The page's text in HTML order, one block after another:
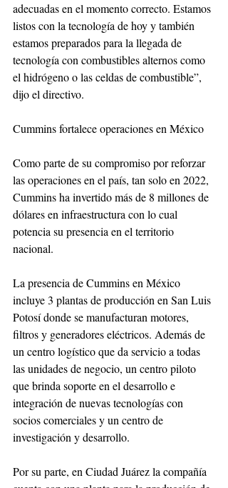
adecuadas en el momento correcto. Estamos
listos con la tecnología de hoy y también
estamos preparados para la llegada de
tecnología con combustibles alternos como
el hidrógeno o las celdas de combustible”,
dijo el directivo.
Cummins fortalece operaciones en México
Como parte de su compromiso por reforzar
las operaciones en el país, tan solo en 2022,
Cummins ha invertido más de 8 millones de
dólares en infraestructura con lo cual
potencia su presencia en el territorio
nacional.
La presencia de Cummins en México
incluye 3 plantas de producción en San Luis
Potosí donde se manufacturan motores,
filtros y generadores eléctricos. Además de
un centro logístico que da servicio a todas
las unidades de negocio, un centro piloto
que brinda soporte en el desarrollo e
integración de nuevas tecnologías con
socios comerciales y un centro de
investigación y desarrollo.
Por su parte, en Ciudad Juárez la compañía